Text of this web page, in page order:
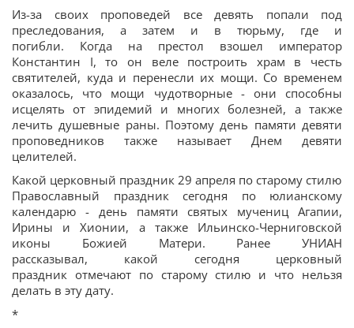
Из-за своих проповедей все девять попали под
преследования, а затем и в тюрьму, где и
погибли. Когда на престол взошел император
Константин I, то он веле построить храм в честь
святителей, куда и перенесли их мощи. Со временем
оказалось, что мощи чудотворные - они способны
исцелять от эпидемий и многих болезней, а также
лечить душевные раны. Поэтому день памяти девяти
проповедников также называет Днем девяти
целителей.
Какой церковный праздник 29 апреля по старому стилю
Православный праздник сегодня по юлианскому
календарю - день памяти святых мучениц Агапии,
Ирины и Хионии, а также Ильинско-Черниговской
иконы Божией Матери. Ранее УНИАН
рассказывал, какой сегодня церковный
праздник отмечают по старому стилю и что нельзя
делать в эту дату.
*